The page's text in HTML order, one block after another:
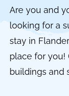
Are you and
looking for a
stay in
place for you!
buildings and